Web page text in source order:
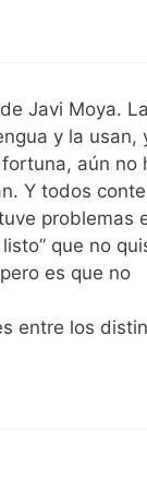
Javi Moya. La
y la usan,
aún no
Y todos
problemas
que no
es que no
entre los